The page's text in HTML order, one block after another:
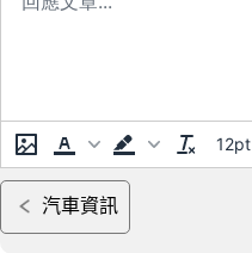
12pt
汽車資訊